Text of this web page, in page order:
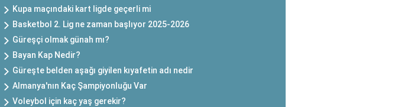
Kupa maçındaki kart ligde geçerli mi
Basketbol 2. Lig ne zaman başlıyor 2025-2026
Güreşçi olmak günah mı?
Bayan Kap Nedir?
Güreşte belden aşağı giyilen kıyafetin adı nedir
Almanya'nın Kaç Şampiyonluğu Var
Voleybol için kaç yaş gerekir?